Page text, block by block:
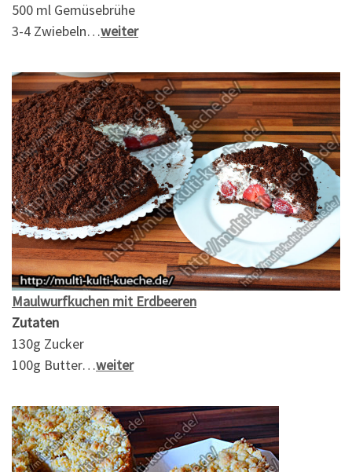
500 ml Gemüsebrühe
3-4 Zwiebeln…weiter
Maulwurfkuchen mit Erdbeeren
Zutaten
130g Zucker
100g Butter…weiter